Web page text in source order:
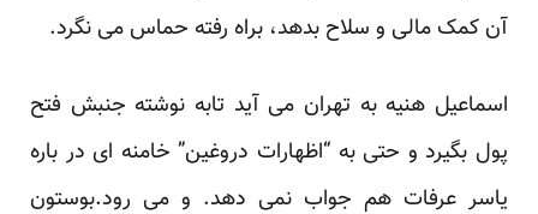
آن کمک مالی و سلاح بدهد، براه رفته حماس می نگرد.
اسماعیل هنیه به تهران می آید تابه نوشته جنبش فتح
پول بگیرد و حتی به “اظهارات دروغین” خامنه ای در باره
یاسر عرفات هم جواب نمی دهد. و می رود.بوستون